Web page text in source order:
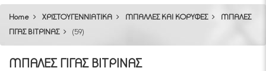
Home ΧΡΙΣΤΟΥΓΕΝΝΙΑΤΙΚΑ ΜΠΑΛΛΕΣ ΚΑΙ ΚΟΡΥΦΕΣ
ΜΠΑΛΕΣ
ΓΙΓΑΣ ΒΙΤΡΙΝΑΣ
(59)
ΜΠΑΛΕΣ ΓΙΓΑΣ ΒΙΤΡΙΝΑΣ